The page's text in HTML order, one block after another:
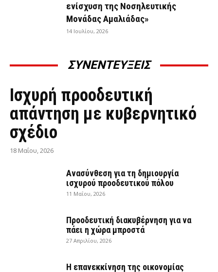
ενίσχυση της Νοσηλευτικής
Μονάδας Αμαλιάδας»
14 Ιουλίου, 2026
ΣΥΝΕΝΤΕΥΞΕΙΣ
ΣΥΝΕΝΤΕΎΞΕΙΣ
Ισχυρή προοδευτική
απάντηση με κυβερνητικό
σχέδιο
18 Μαΐου, 2026
Ανασύνθεση για τη δημιουργία
ισχυρού προοδευτικού πόλου
11 Μαΐου, 2026
Προοδευτική διακυβέρνηση για να
πάει η χώρα μπροστά
27 Απριλίου, 2026
Η επανεκκίνηση της οικονομίας